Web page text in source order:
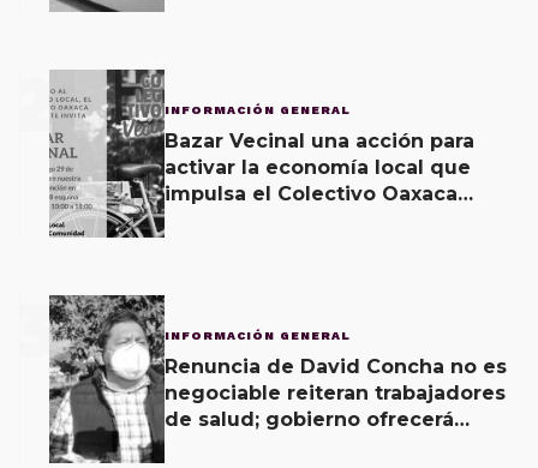
2 INFORMACIÓN GENERAL
Bazar Vecinal una acción para
activar la economía local que
impulsa el Colectivo Oaxaca
3 INFORMACIÓN GENERAL
Renuncia de David Concha no es
negociable reiteran trabajadores
de salud; gobierno ofrecerá